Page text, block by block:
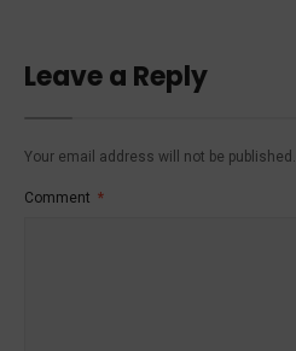
Leave a Reply
Your email address will not be published.
Comment *